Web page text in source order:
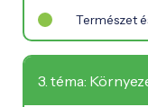
Természet
3. téma: